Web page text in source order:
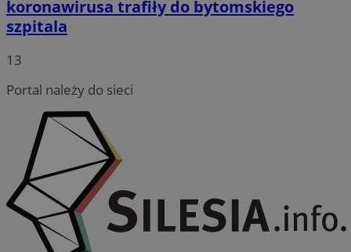
koronawirusa trafiły do bytomskiego
szpitala
13
Portal należy do sieci